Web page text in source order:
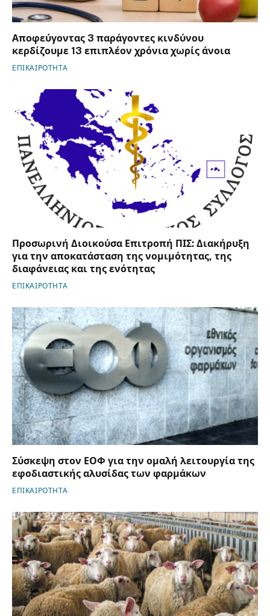
Αποφεύγοντας 3 παράγοντες κινδύνου
κερδίζουμε 13 επιπλέον χρόνια χωρίς άνοια
ΕΠΙΚΑΙΡΟΤΗΤΑ
Προσωρινή Διοικούσα Επιτροπή ΠΙΣ: Διακήρυξη
για την αποκατάσταση της νομιμότητας, της
διαφάνειας και της ενότητας
ΕΠΙΚΑΙΡΟΤΗΤΑ
Σύσκεψη στον ΕΟΦ για την ομαλή λειτουργία της
εφοδιαστικής αλυσίδας των φαρμάκων
ΕΠΙΚΑΙΡΟΤΗΤΑ